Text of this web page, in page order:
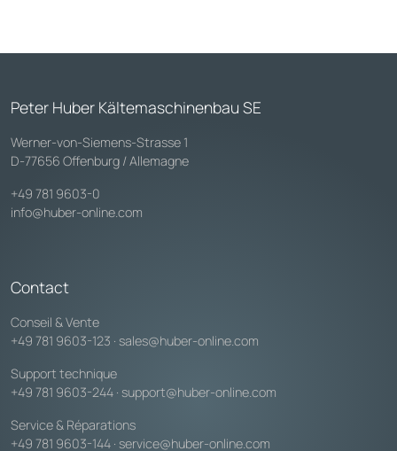
Peter Huber Kältemaschinenbau SE
Werner-von-Siemens-Strasse 1
D-77656 Offenburg / Allemagne
+49 781 9603-0
info@huber-online.com
Contact
Conseil & Vente
+49 781 9603-123 · sales@huber-online.com
Support technique
+49 781 9603-244 · support@huber-online.com
Service & Réparations
+49 781 9603-144 · service@huber-online.com